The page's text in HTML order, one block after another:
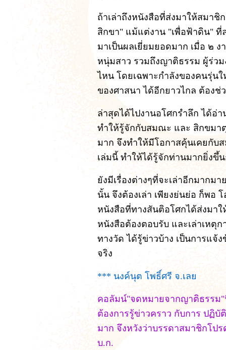
ถ้าเล่าถึงหนังสือที่ส่งมาให้สมาชิ
สิกขา" แม้แต่งาน "เพื่อฟ้าดิน" ที่
มาเป็นผลเยี่ยมยอดมาก เมื่อ ๒
หนุ่มสาว รวมถึงญาติธรรม ผู้ร่ว
ไหน โดยเฉพาะกำลังของคนรุ่น
ของศาสนา ได้อีกยาวไกล ต้องช่
ล่าสุดได้ไปงานอโศกรำลึก ได้อ่
ทำให้รู้จักกับสมณะ และ สิกขมา
มาก จึงทำให้มีโอกาสคุ้นเคยกั
เล่มนี้ ทำให้ได้รู้จักท่านมากยิ่งขึ้น
ยังมีเรื่องต่างๆที่จะเล่าอีกมากม
นั้น จึงต้องเล่า เพียงย่นย่อ ก็พอ
หนังสือที่ทางสันติอโศกได้ส่งมา
หนังสือต้องตอบรับ และเล่าเหตุ
ทางวัด ได้รู้ข่าวบ้าง เป็นการแจ้
จริง
*** นงค์นุต โพธิ์ศรี จ.เลย
คอลัมน์"จดหมายจากญาติธรรม
ต้องการรู้ข่าวคราว กับการ ปฏิบั
มาก จึงหวังว่าบรรดาสมาชิกโป
บ.ก.